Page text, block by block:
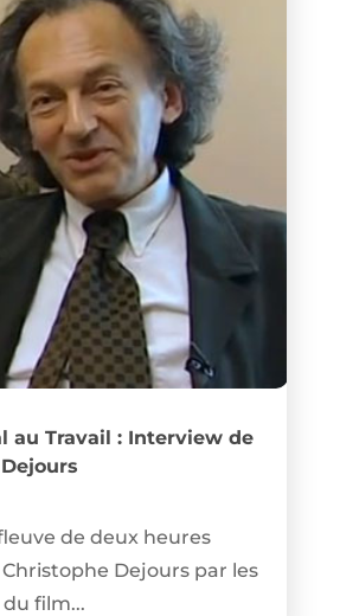
au Travail : Interview de
de deux heures
Dejours par les
film...